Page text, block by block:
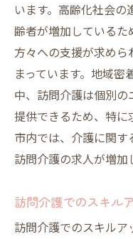
います。高齢化社会
齢者が増加しているた
方々への支援が求め
まっています。地域
中、訪問介護は個別
提供できるため、特
市内では、介護に関す
訪問介護の求人が増加
訪問介護でのスキル
訪問介護でのスキル